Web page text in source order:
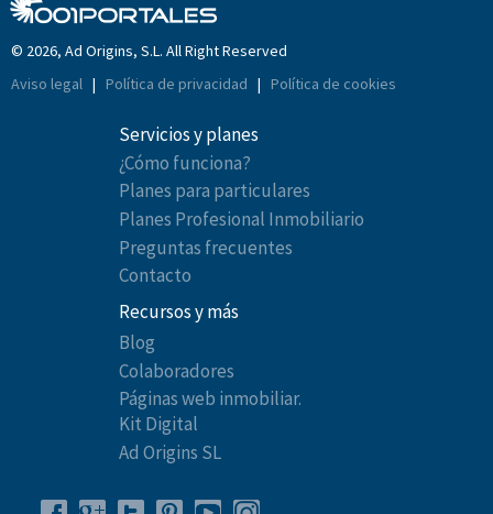
© 2026, Ad Origins, S.L. All Right Reserved
Aviso legal | Política de privacidad | Política de cookies
Servicios y planes
¿Cómo funciona?
Planes para particulares
Planes Profesional Inmobiliario
Preguntas frecuentes
Contacto
Recursos y más
Blog
Colaboradores
Páginas web inmobiliar.
Kit Digital
Ad Origins SL